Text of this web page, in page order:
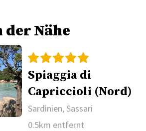
der Nähe
Spiaggia di
Capriccioli (Nord)
Sardinien, Sassari
0.5km entfernt